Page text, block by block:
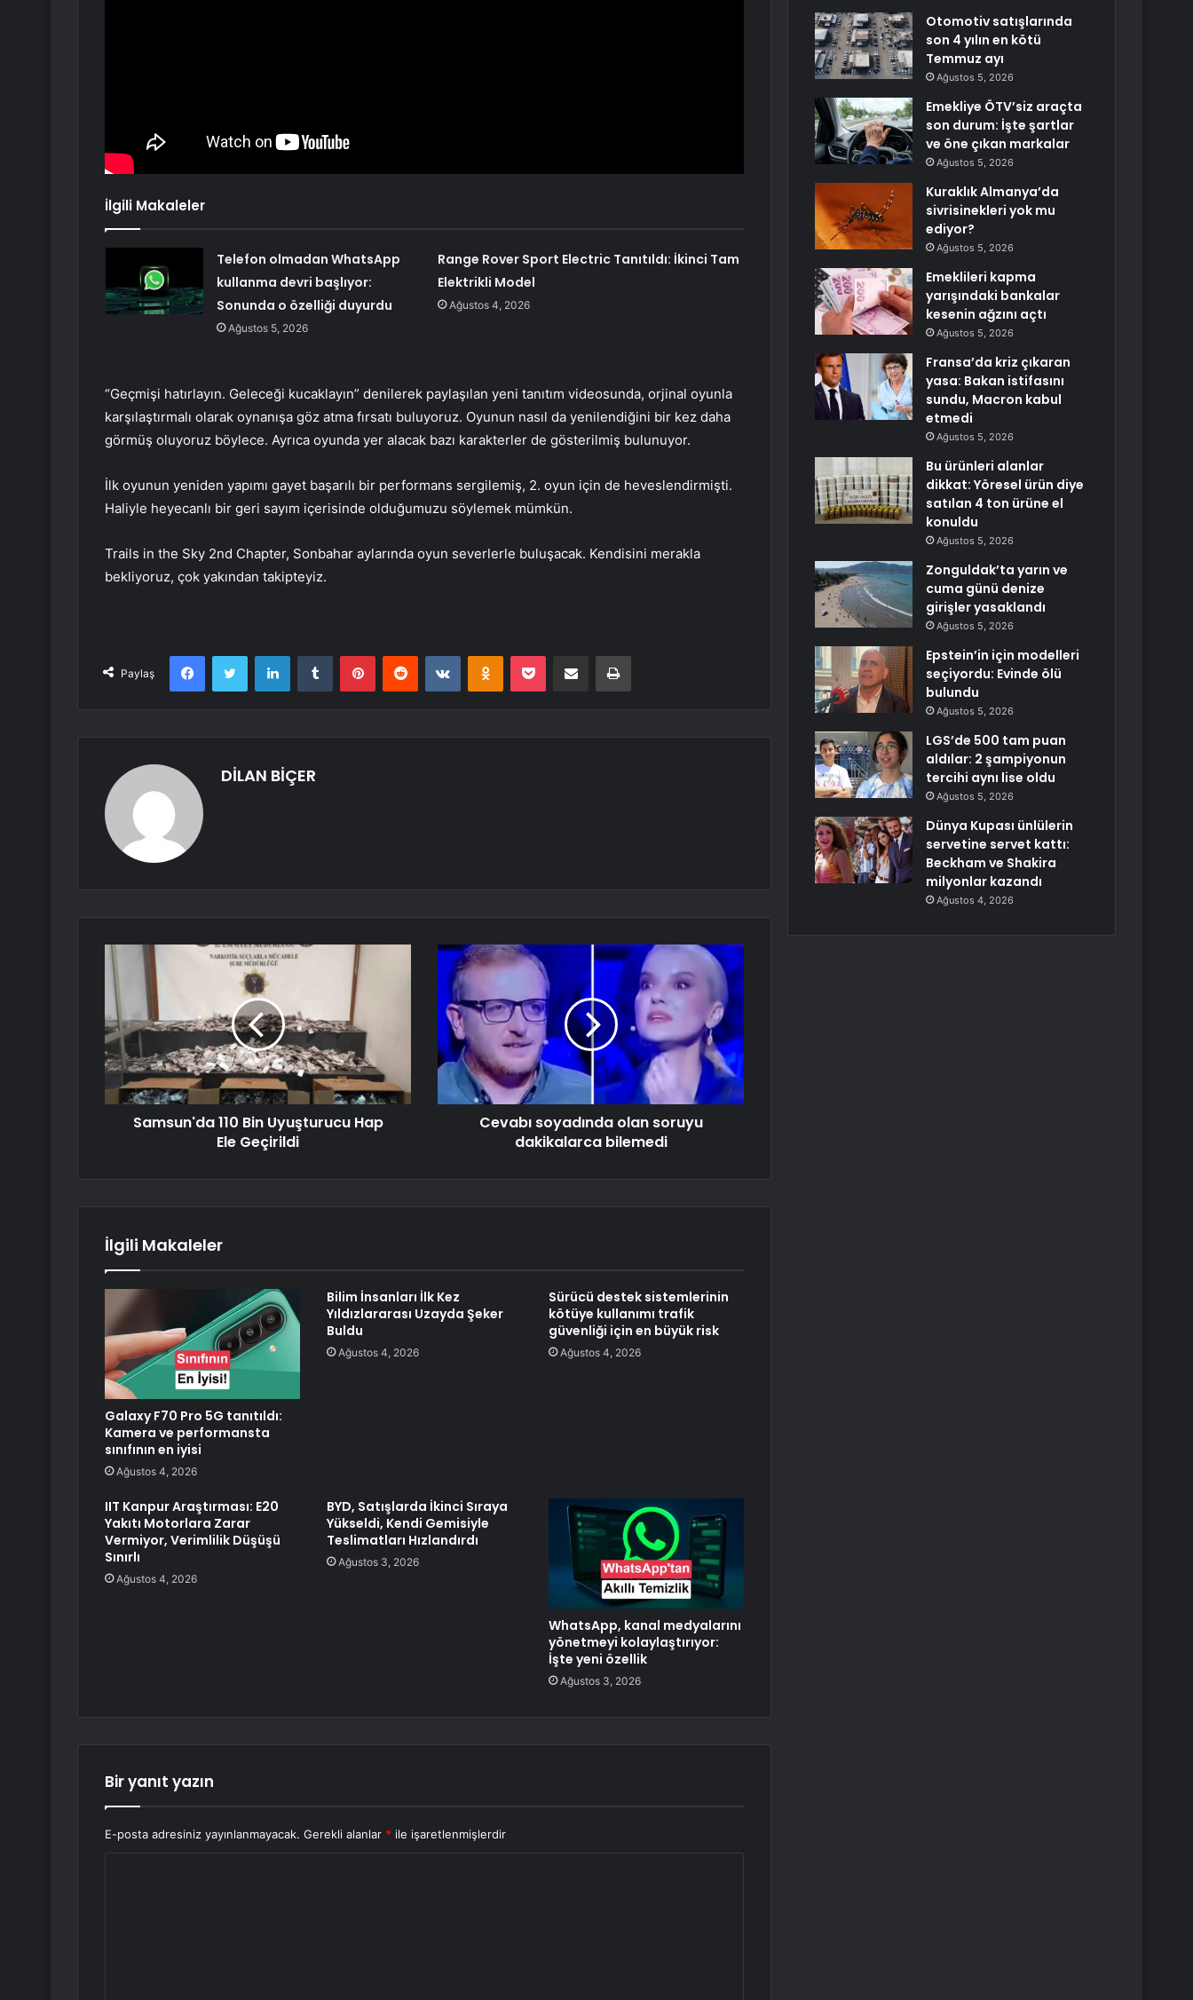
İlgili Makaleler
Telefon olmadan WhatsApp
kullanma devri başlıyor:
Sonunda o özelliği duyurdu
Ağustos 5, 2026
Range Rover Sport Electric Tanıtıldı: İkinci Tam
Elektrikli Model
Ağustos 4, 2026
“Geçmişi hatırlayın. Geleceği kucaklayın” denilerek paylaşılan yeni tanıtım videosunda, orjinal oyunla
karşılaştırmalı olarak oynanışa göz atma fırsatı buluyoruz. Oyunun nasıl da yenilendiğini bir kez daha
görmüş oluyoruz böylece. Ayrıca oyunda yer alacak bazı karakterler de gösterilmiş bulunuyor.
İlk oyunun yeniden yapımı gayet başarılı bir performans sergilemiş, 2. oyun için de heveslendirmişti.
Haliyle heyecanlı bir geri sayım içerisinde olduğumuzu söylemek mümkün.
Trails in the Sky 2nd Chapter, Sonbahar aylarında oyun severlerle buluşacak. Kendisini merakla
bekliyoruz, çok yakından takipteyiz.
Paylaş
FacebookTwitter LinkedInTumblr PinterestReddit VKontakteOdnoklassniki
Pocket E-Posta ile paylaş Yazdır
DİLAN BİÇER
Samsun'da 110 Bin Uyuşturucu Hap
Ele Geçirildi
Cevabı soyadında olan soruyu
dakikalarca bilemedi
İlgili Makaleler
Galaxy F70 Pro 5G tanıtıldı:
Kamera ve performansta
sınıfının en iyisi
Ağustos 4, 2026
Bilim İnsanları İlk Kez
Yıldızlararası Uzayda Şeker
Buldu
Ağustos 4, 2026
Sürücü destek sistemlerinin
kötüye kullanımı trafik
güvenliği için en büyük risk
Ağustos 4, 2026
IIT Kanpur Araştırması: E20
Yakıtı Motorlara Zarar
Vermiyor, Verimlilik Düşüşü
Sınırlı
Ağustos 4, 2026
BYD, Satışlarda İkinci Sıraya
Yükseldi, Kendi Gemisiyle
Teslimatları Hızlandırdı
Ağustos 3, 2026
WhatsApp, kanal medyalarını
yönetmeyi kolaylaştırıyor:
İşte yeni özellik
Ağustos 3, 2026
Bir yanıt yazın
E-posta adresiniz yayınlanmayacak. Gerekli alanlar * ile işaretlenmişlerdir
Otomotiv satışlarında
son 4 yılın en kötü
Temmuz ayı
Ağustos 5, 2026
Emekliye ÖTV’siz araçta
son durum: İşte şartlar
ve öne çıkan markalar
Ağustos 5, 2026
Kuraklık Almanya’da
sivrisinekleri yok mu
ediyor?
Ağustos 5, 2026
Emeklileri kapma
yarışındaki bankalar
kesenin ağzını açtı
Ağustos 5, 2026
Fransa’da kriz çıkaran
yasa: Bakan istifasını
sundu, Macron kabul
etmedi
Ağustos 5, 2026
Bu ürünleri alanlar
dikkat: Yöresel ürün diye
satılan 4 ton ürüne el
konuldu
Ağustos 5, 2026
Zonguldak’ta yarın ve
cuma günü denize
girişler yasaklandı
Ağustos 5, 2026
Epstein’in için modelleri
seçiyordu: Evinde ölü
bulundu
Ağustos 5, 2026
LGS’de 500 tam puan
aldılar: 2 şampiyonun
tercihi aynı lise oldu
Ağustos 5, 2026
Dünya Kupası ünlülerin
servetine servet kattı:
Beckham ve Shakira
milyonlar kazandı
Ağustos 4, 2026